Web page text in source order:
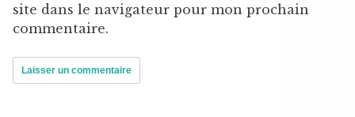
site dans le navigateur pour mon prochain
commentaire.